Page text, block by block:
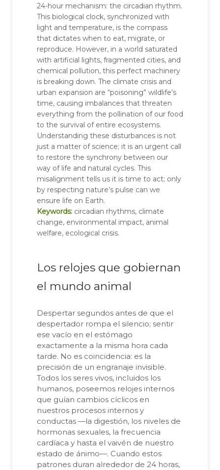
24-hour mechanism: the circadian rhythm.
This biological clock, synchronized with
light and temperature, is the compass
that dictates when to eat, migrate, or
reproduce. However, in a world saturated
with artificial lights, fragmented cities, and
chemical pollution, this perfect machinery
is breaking down. The climate crisis and
urban expansion are “poisoning” wildlife’s
time, causing imbalances that threaten
everything from the pollination of our food
to the survival of entire ecosystems.
Understanding these disturbances is not
just a matter of science; it is an urgent call
to restore the synchrony between our
way of life and natural cycles. This
misalignment tells us it is time to act; only
by respecting nature’s pulse can we
ensure life on Earth.
Keywords: circadian rhythms, climate
change, environmental impact, animal
welfare, ecological crisis.
Los relojes que gobiernan
el mundo animal
Despertar segundos antes de que el
despertador rompa el silencio; sentir
ese vacío en el estómago
exactamente a la misma hora cada
tarde. No es coincidencia: es la
precisión de un engranaje invisible.
Todos los seres vivos, incluidos los
humanos, poseemos relojes internos
que guían cambios cíclicos en
nuestros procesos internos y
conductas —la digestión, los niveles de
hormonas sexuales, la frecuencia
cardíaca y hasta el vaivén de nuestro
estado de ánimo—. Cuando estos
patrones duran alrededor de 24 horas,